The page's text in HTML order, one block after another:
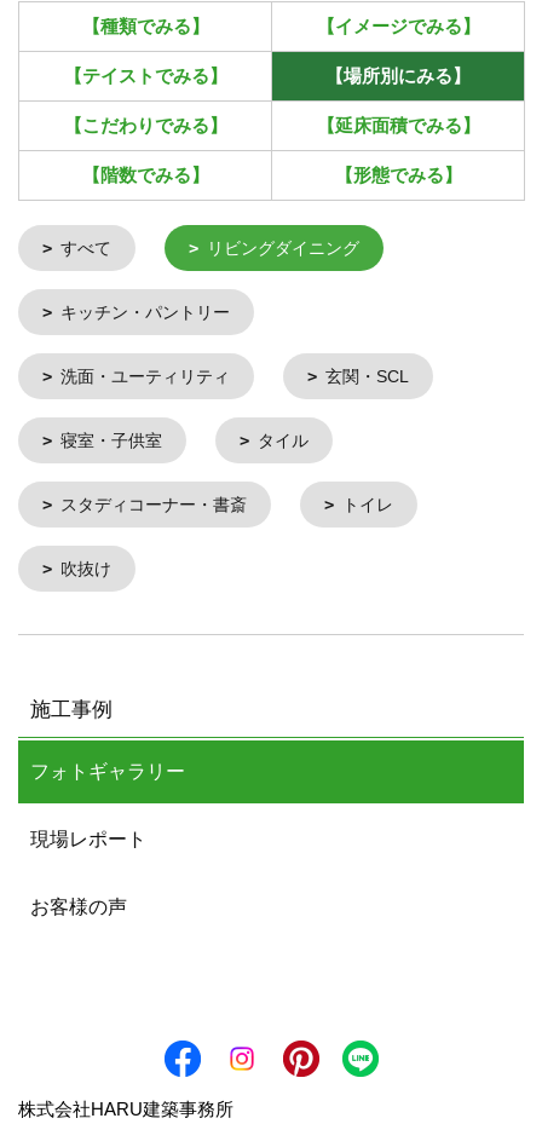
【種類でみる】 【イメージでみる】
【テイストでみる】 【場所別にみる】
【こだわりでみる】 【延床面積でみる】
【階数でみる】 【形態でみる】
すべて リビングダイニング
キッチン・パントリー
洗面・ユーティリティ 玄関・SCL
寝室・子供室 タイル
スタディコーナー・書斎 トイレ
吹抜け
施工事例
フォトギャラリー
現場レポート
お客様の声
株式会社HARU建築事務所